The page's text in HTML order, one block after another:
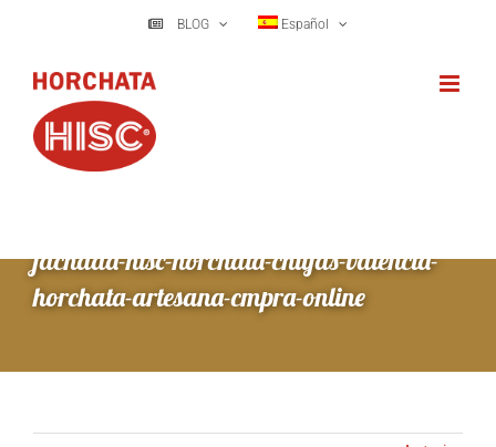
BLOG Español
fachada-hisc-horchata-chufas-valencia-
horchata-artesana-cmpra-online